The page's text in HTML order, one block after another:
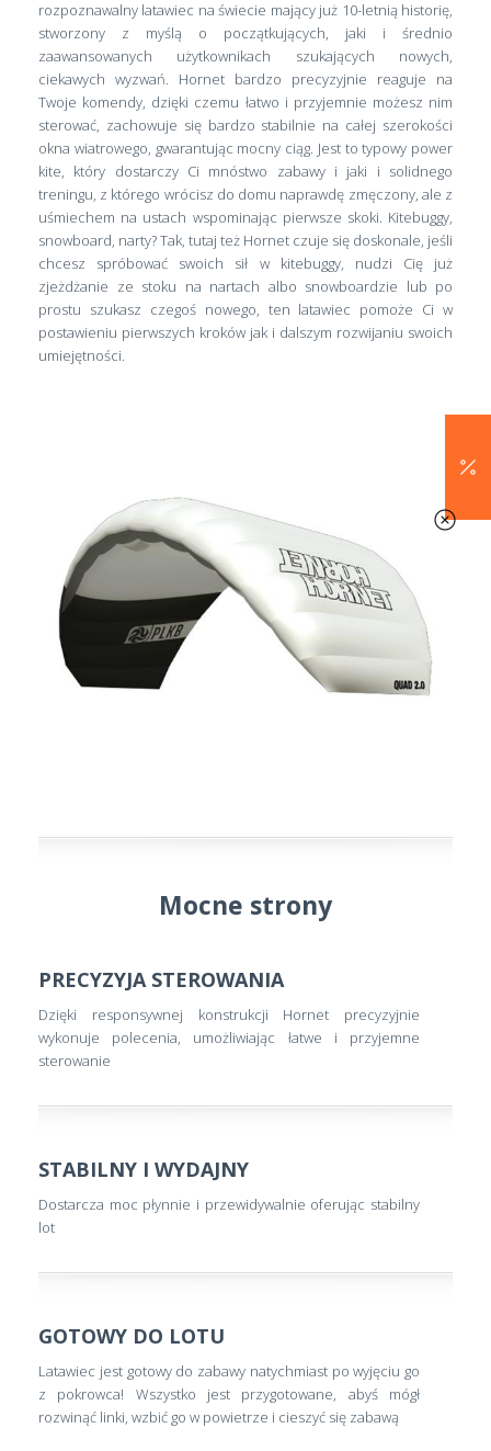
rozpoznawalny latawiec na świecie mający już 10-letnią historię,
stworzony z myślą o początkujących, jaki i średnio
zaawansowanych użytkownikach szukających nowych,
ciekawych wyzwań. Hornet bardzo precyzyjnie reaguje na
Twoje komendy, dzięki czemu łatwo i przyjemnie możesz nim
sterować, zachowuje się bardzo stabilnie na całej szerokości
okna wiatrowego, gwarantując mocny ciąg. Jest to typowy power
kite, który dostarczy Ci mnóstwo zabawy i jaki i solidnego
treningu, z którego wrócisz do domu naprawdę zmęczony, ale z
uśmiechem na ustach wspominając pierwsze skoki. Kitebuggy,
snowboard, narty? Tak, tutaj też Hornet czuje się doskonale, jeśli
chcesz spróbować swoich sił w kitebuggy, nudzi Cię już
zjeżdżanie ze stoku na nartach albo snowboardzie lub po
prostu szukasz czegoś nowego, ten latawiec pomoże Ci w
postawieniu pierwszych kroków jak i dalszym rozwijaniu swoich
umiejętności.
Mocne strony
PRECYZYJA STEROWANIA
Dzięki responsywnej konstrukcji Hornet precyzyjnie
wykonuje polecenia, umożliwiając łatwe i przyjemne
sterowanie
STABILNY I WYDAJNY
Dostarcza moc płynnie i przewidywalnie oferując stabilny
lot
GOTOWY DO LOTU
Latawiec jest gotowy do zabawy natychmiast po wyjęciu go
z pokrowca! Wszystko jest przygotowane, abyś mógł
rozwinąć linki, wzbić go w powietrze i cieszyć się zabawą